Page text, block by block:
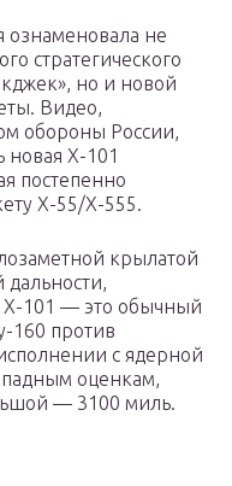
ознаменовала не
стратегического
но и новой
Видео,
обороны России,
новая Х-101
постепенно
Х-55/Х-555.
крылатой
Х-101 — это обычный
160 против
с ядерной
оценкам,
— 3100 миль.